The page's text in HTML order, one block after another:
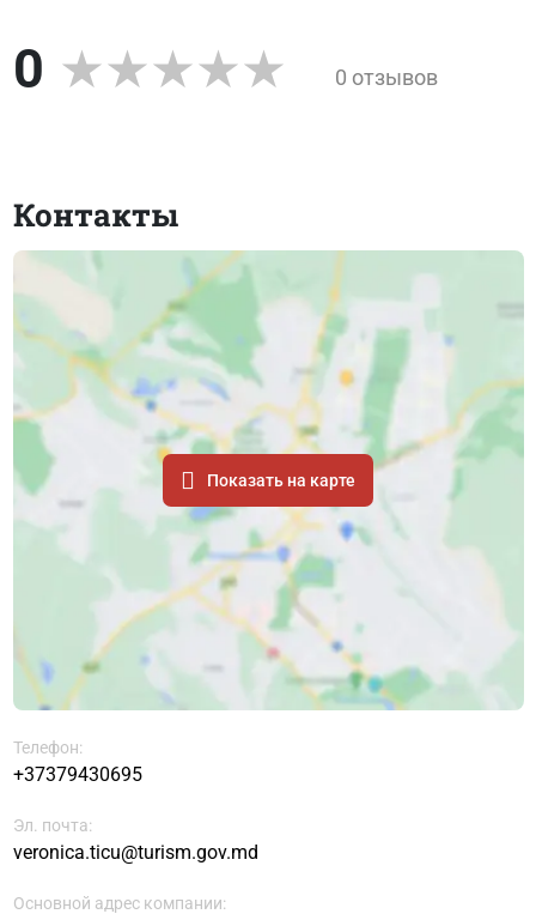
0 0 отзывов
Контакты
Показать на карте
Телефон:
+37379430695
Эл. почта:
veronica.ticu@turism.gov.md
Основной адрес компании: